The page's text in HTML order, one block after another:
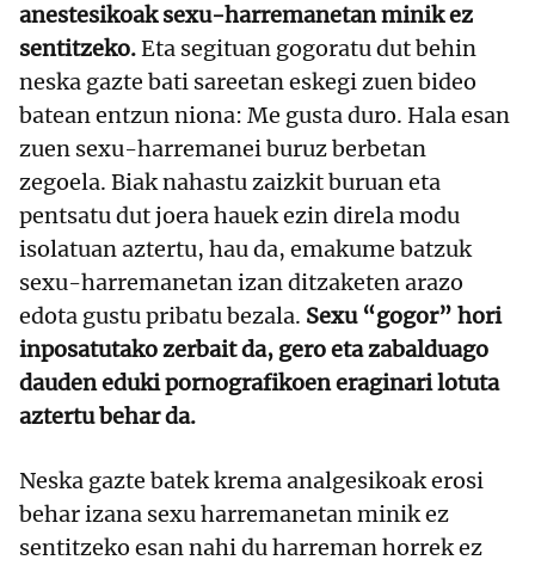
anestesikoak sexu-harremanetan minik ez
sentitzeko.Eta segituan gogoratu dut behin
neska gazte bati sareetan eskegi zuen bideo
batean entzun niona: Me gusta duro. Hala esan
zuen sexu-harremanei buruz berbetan
zegoela. Biak nahastu zaizkit buruan eta
pentsatu dut joera hauek ezin direla modu
isolatuan aztertu, hau da, emakume batzuk
sexu-harremanetan izan ditzaketen arazo
edota gustu pribatu bezala. Sexu “gogor” hori
inposatutako zerbait da, gero eta zabalduago
dauden eduki pornografikoen eraginari lotuta
aztertu behar da.
Neska gazte batek krema analgesikoak erosi
behar izana sexu harremanetan minik ez
sentitzeko esan nahi du harreman horrek ez